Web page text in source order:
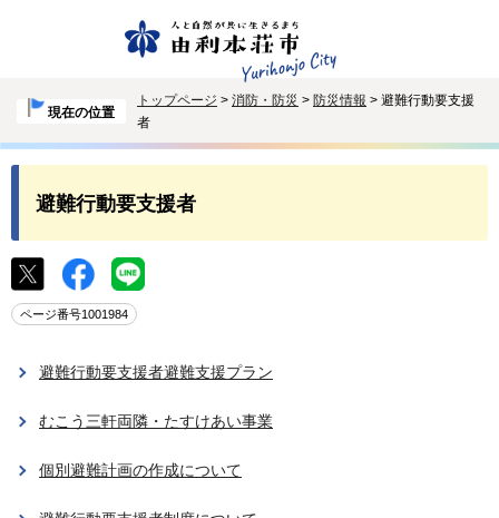
現在の位置
トップページ > 消防・防災 > 防災情報 > 避難行動要支援
者
避難行動要支援者
ページ番号1001984
避難行動要支援者避難支援プラン
むこう三軒両隣・たすけあい事業
個別避難計画の作成について